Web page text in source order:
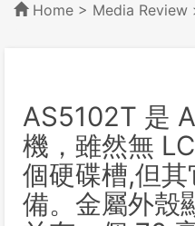
Home > Media Review
AS5102T 是
機，雖然無
個硬碟槽,但
備。金屬外殼